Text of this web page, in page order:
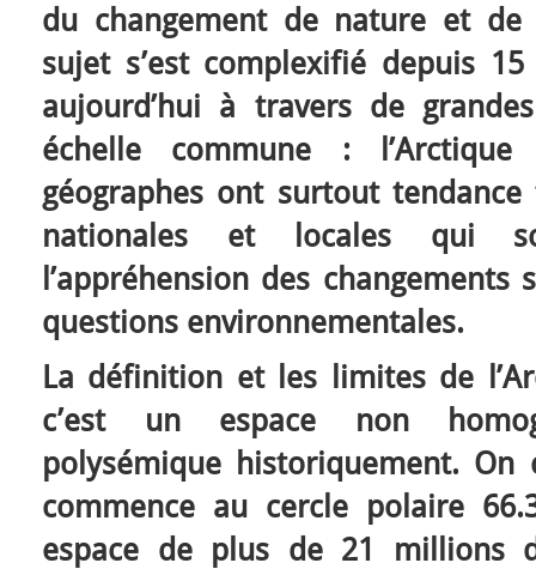
du changement de nature et
sujet s’est complexifié depuis
aujourd’hui à travers de
échelle commune :
géographes ont surtout
nationales et locales qui
l’appréhension des
questions environnementales.
La définition et les limites de
c’est un espace non
polysémique historiquement. On
commence au cercle polaire
espace de plus de 21 millions